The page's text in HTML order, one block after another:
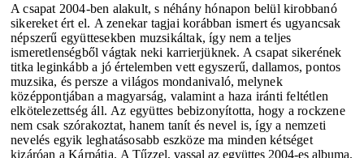
A csapat 2004-ben alakult, s néhány hónapon belül kirobbanó
sikereket ért el. A zenekar tagjai korábban ismert és ugyancsak
népszerű együttesekben muzsikáltak, így nem a teljes
ismeretlenségből vágtak neki karrierjüknek. A csapat sikerének
titka leginkább a jó értelemben vett egyszerű, dallamos, pontos
muzsika, és persze a világos mondanivaló, melynek
középpontjában a magyarság, valamint a haza iránti feltétlen
elkötelezettség áll. Az együttes bebizonyította, hogy a rockzene
nem csak szórakoztat, hanem tanít és nevel is, így a nemzeti
nevelés egyik leghatásosabb eszköze ma minden kétséget
kizáróan a Kárpátia. A Tűzzel, vassal az együttes 2004-es albuma.